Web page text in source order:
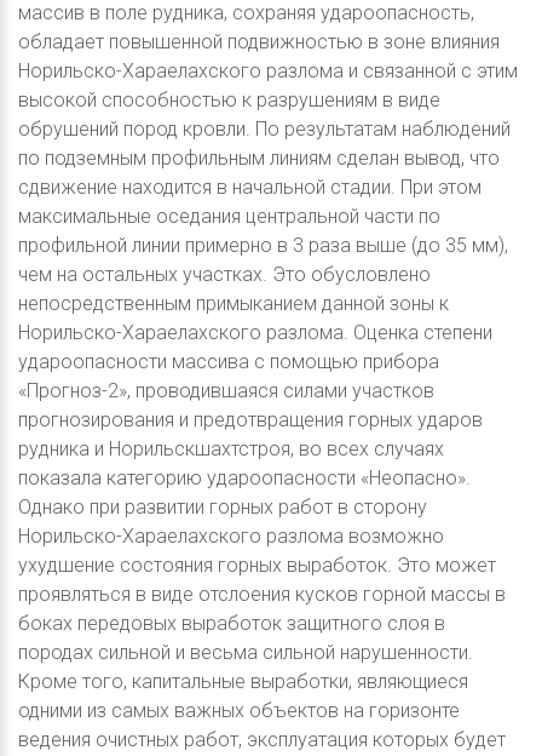
массив в поле рудника, сохраняя удароопасность,
обладает повышенной подвижностью в зоне влияния
Норильско-Хараелахского разлома и связанной с этим
высокой способностью к разрушениям в виде
обрушений пород кровли. По результатам наблюдений
по подземным профильным линиям сделан вывод, что
сдвижение находится в начальной стадии. При этом
максимальные оседания центральной части по
профильной линии примерно в 3 раза выше (до 35 мм),
чем на остальных участках. Это обусловлено
непосредственным примыканием данной зоны к
Норильско-Хараелахского разлома. Оценка степени
удароопасности массива с помощью прибора
«Прогноз-2», проводившаяся силами участков
прогнозирования и предотвращения горных ударов
рудника и Норильскшахтстроя, во всех случаях
показала категорию удароопасности «Неопасно».
Однако при развитии горных работ в сторону
Норильско-Хараелахского разлома возможно
ухудшение состояния горных выработок. Это может
проявляться в виде отслоения кусков горной массы в
боках передовых выработок защитного слоя в
породах сильной и весьма сильной нарушенности.
Кроме того, капитальные выработки, являющиеся
одними из самых важных объектов на горизонте
ведения очистных работ, эксплуатация которых будет